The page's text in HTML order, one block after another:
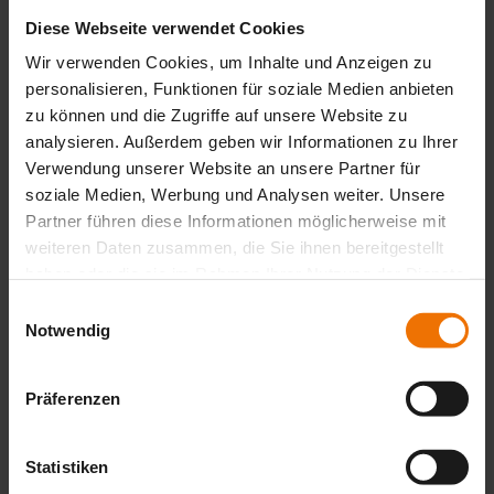
Diese Webseite verwendet Cookies
Wir verwenden Cookies, um Inhalte und Anzeigen zu
personalisieren, Funktionen für soziale Medien anbieten
zu können und die Zugriffe auf unsere Website zu
analysieren. Außerdem geben wir Informationen zu Ihrer
Verwendung unserer Website an unsere Partner für
soziale Medien, Werbung und Analysen weiter. Unsere
Partner führen diese Informationen möglicherweise mit
weiteren Daten zusammen, die Sie ihnen bereitgestellt
Notwendig
Präferenzen
Statistiken
5033 Buchs-Aarau
Nico.Eichenauer[at]sewerin.com
+41 62 832 82 82
http://www.lienhard-ag.ch
Szwajcaria
IWK Integrierte Wärme und Kraft AG - Vertrieb Biogas
Aspstrasse 11
CH-8472 Oberohringen/Seuzach
Nico.Eichenauer[at]sewerin.com
+41 52 320 00 03
+41 52 320 00 01
https://iwk.ch
ppm Industrial AB
SE-422 46 Hisings Backa
+46 31
779 29 70